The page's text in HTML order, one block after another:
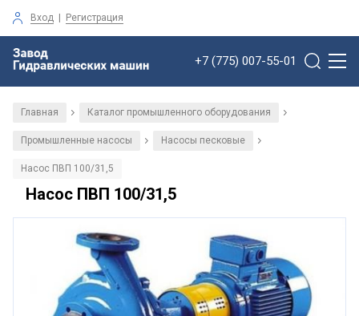
Вход | Регистрация
+7 (775) 007-55-01
Главная / Каталог промышленного оборудования /
Промышленные насосы / Насосы песковые /
Насос ПВП 100/31,5
Насос ПВП 100/31,5